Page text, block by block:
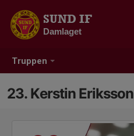
Truppen
SUND IF
Damlaget
23. Kerstin Eriksson